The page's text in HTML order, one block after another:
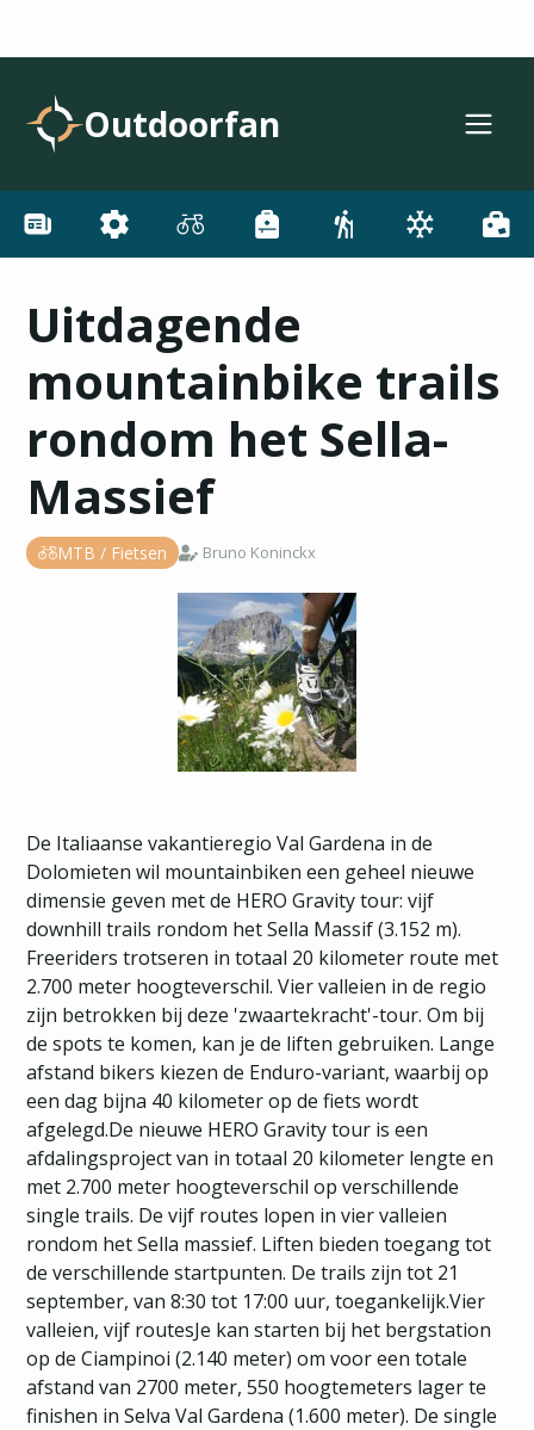
Outdoorfan
Uitdagende
mountainbike trails
rondom het Sella-
Massief
MTB / Fietsen Bruno Koninckx
De Italiaanse vakantieregio Val Gardena in de
Dolomieten wil mountainbiken een geheel nieuwe
dimensie geven met de HERO Gravity tour: vijf
downhill trails rondom het Sella Massif (3.152 m).
Freeriders trotseren in totaal 20 kilometer route met
2.700 meter hoogteverschil. Vier valleien in de regio
zijn betrokken bij deze 'zwaartekracht'-tour. Om bij
de spots te komen, kan je de liften gebruiken. Lange
afstand bikers kiezen de Enduro-variant, waarbij op
een dag bijna 40 kilometer op de fiets wordt
afgelegd.De nieuwe HERO Gravity tour is een
afdalingsproject van in totaal 20 kilometer lengte en
met 2.700 meter hoogteverschil op verschillende
single trails. De vijf routes lopen in vier valleien
rondom het Sella massief. Liften bieden toegang tot
de verschillende startpunten. De trails zijn tot 21
september, van 8:30 tot 17:00 uur, toegankelijk.Vier
valleien, vijf routesJe kan starten bij het bergstation
op de Ciampinoi (2.140 meter) om voor een totale
afstand van 2700 meter, 550 hoogtemeters lager te
finishen in Selva Val Gardena (1.600 meter). De single